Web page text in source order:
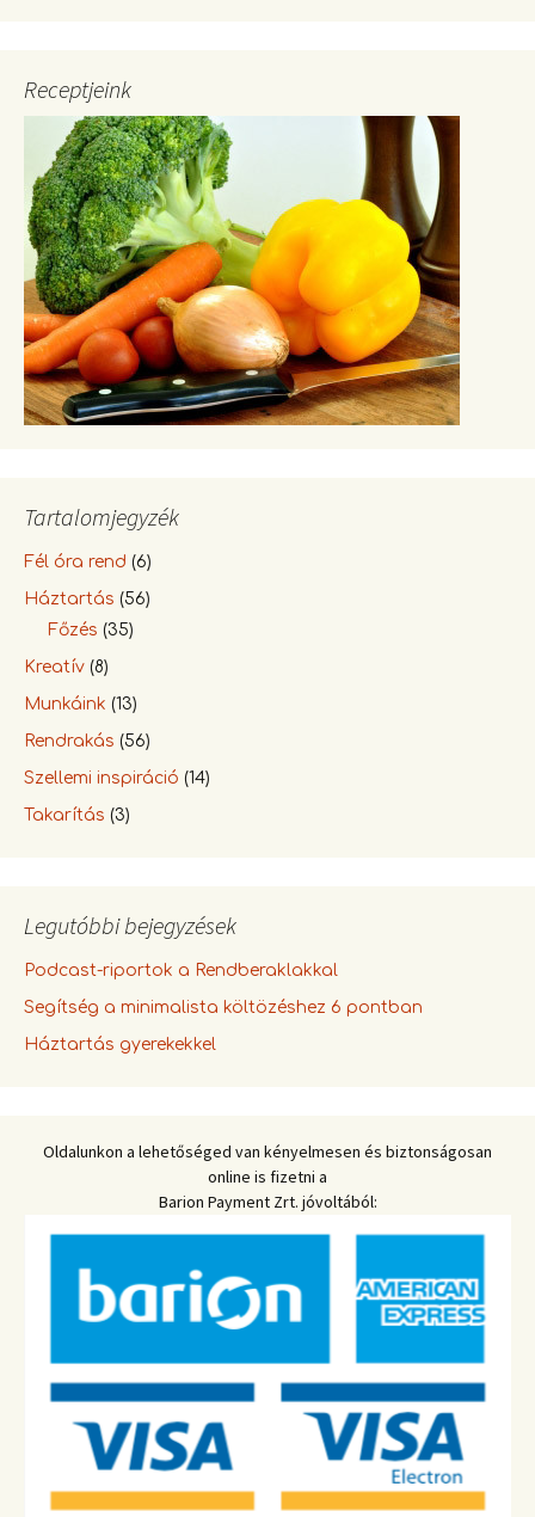
Receptjeink
Tartalomjegyzék
Fél óra rend (6)
Háztartás (56)
Főzés (35)
Kreatív (8)
Munkáink (13)
Rendrakás (56)
Szellemi inspiráció (14)
Takarítás (3)
Legutóbbi bejegyzések
Podcast-riportok a Rendberaklakkal
Segítség a minimalista költözéshez 6 pontban
Háztartás gyerekekkel
Oldalunkon a lehetőséged van kényelmesen és biztonságosan
online is fizetni a
Barion Payment Zrt. jóvoltából: